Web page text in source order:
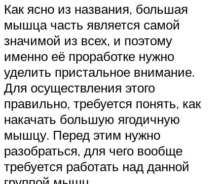
Как ясно из названия, большая
мышца часть является самой
значимой из всех, и поэтому
именно её проработке нужно
уделить пристальное внимание.
Для осуществления этого
правильно, требуется понять, как
накачать большую ягодичную
мышцу. Перед этим нужно
разобраться, для чего вообще
требуется работать над данной